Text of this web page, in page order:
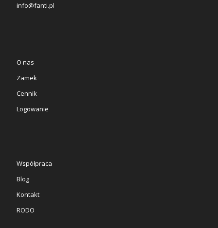
info@fanti.pl
O nas
Zamek
Cennik
Logowanie
Współpraca
Blog
Kontakt
RODO